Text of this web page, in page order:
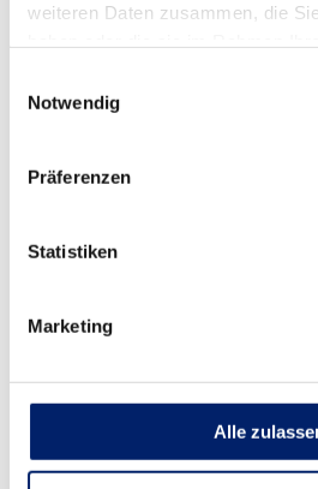
weiteren Daten zusammen, die
Notwendig
Präferenzen
Statistiken
Marketing
Alle
BESCHAFFUNG
GARANTIEVERLÄNGERUNG